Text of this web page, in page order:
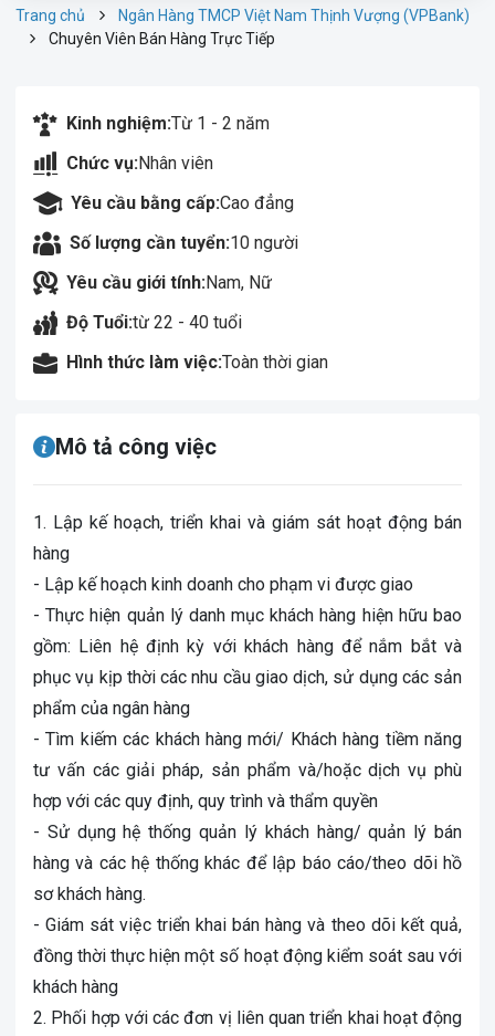
Trang chủ
Ngân Hàng TMCP Việt Nam Thịnh Vượng (VPBank)
Chuyên Viên Bán Hàng Trực Tiếp
Kinh nghiệm:Từ 1 - 2 năm
Chức vụ:Nhân viên
Yêu cầu bằng cấp:Cao đẳng
Số lượng cần tuyển:10 người
Yêu cầu giới tính:Nam, Nữ
Độ Tuổi:từ 22 - 40 tuổi
Hình thức làm việc:Toàn thời gian
Mô tả công việc
1. Lập kế hoạch, triển khai và giám sát hoạt động bán
hàng
- Lập kế hoạch kinh doanh cho phạm vi được giao
- Thực hiện quản lý danh mục khách hàng hiện hữu bao
gồm: Liên hệ định kỳ với khách hàng để nắm bắt và
phục vụ kịp thời các nhu cầu giao dịch, sử dụng các sản
phẩm của ngân hàng
- Tìm kiếm các khách hàng mới/ Khách hàng tiềm năng
tư vấn các giải pháp, sản phẩm và/hoặc dịch vụ phù
hợp với các quy định, quy trình và thẩm quyền
- Sử dụng hệ thống quản lý khách hàng/ quản lý bán
hàng và các hệ thống khác để lập báo cáo/theo dõi hồ
sơ khách hàng.
- Giám sát việc triển khai bán hàng và theo dõi kết quả,
đồng thời thực hiện một số hoạt động kiểm soát sau với
khách hàng
2. Phối hợp với các đơn vị liên quan triển khai hoạt động